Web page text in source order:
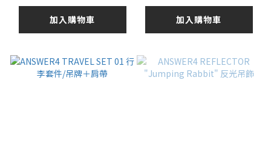
加入購物車 加入購物車